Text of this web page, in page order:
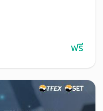
ฟรี